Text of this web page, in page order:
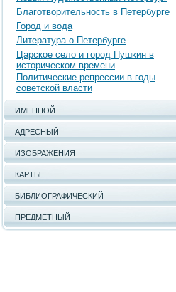
Благотворительность в Петербурге
Город и вода
Литература о Петербурге
Царское село и город Пушкин в
историческом времени
Политические репрессии в годы
советской власти
ИМЕННОЙ
АДРЕСНЫЙ
ИЗОБРАЖЕНИЯ
КАРТЫ
БИБЛИОГРАФИЧЕСКИЙ
ПРЕДМЕТНЫЙ